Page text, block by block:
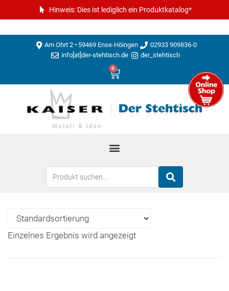
Hinweis: Dies ist lediglich ein Produktkatalog*
Am Ohrt 2 • 59469 Ense-Höingen
02933 909836-0
info[at]der-stehtisch.de
der_stehtisch
0
Einzelnes Ergebnis wird angezeigt